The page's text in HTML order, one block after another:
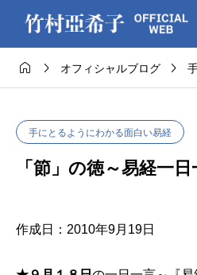
  オフィシャルブログ 
手にとるようにわかる面白い易経
「節」の徳～易経一日
作成日：2010年9月19日